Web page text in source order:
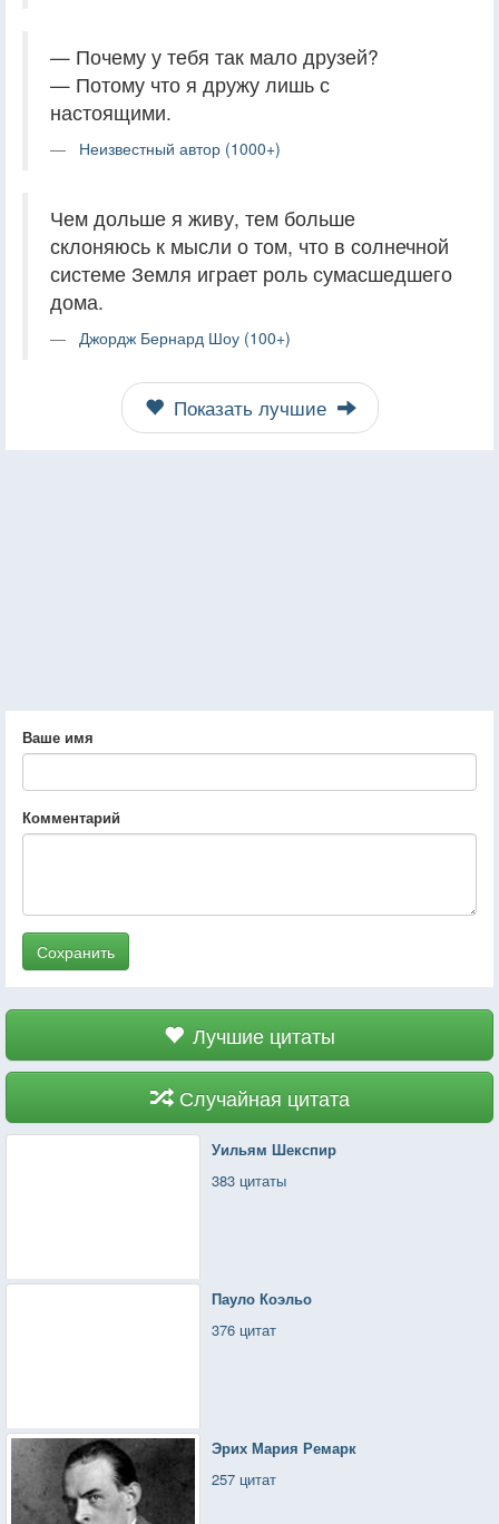
— Почему у тебя так мало друзей?
— Потому что я дружу лишь с
настоящими.
Неизвестный автор (1000+)
Чем дольше я живу, тем больше
склоняюсь к мысли о том, что в солнечной
системе Земля играет роль сумасшедшего
дома.
Джордж Бернард Шоу (100+)
Показать лучшие
Ваше имя
Комментарий
Сохранить
Лучшие цитаты
Случайная цитата
Уильям Шекспир
383 цитаты
Пауло Коэльо
376 цитат
Эрих Мария Ремарк
257 цитат